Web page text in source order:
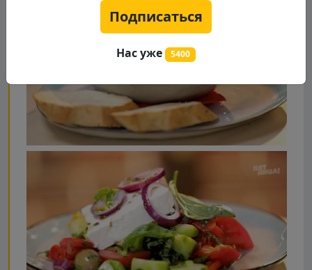
Подписаться
Нас уже 5400